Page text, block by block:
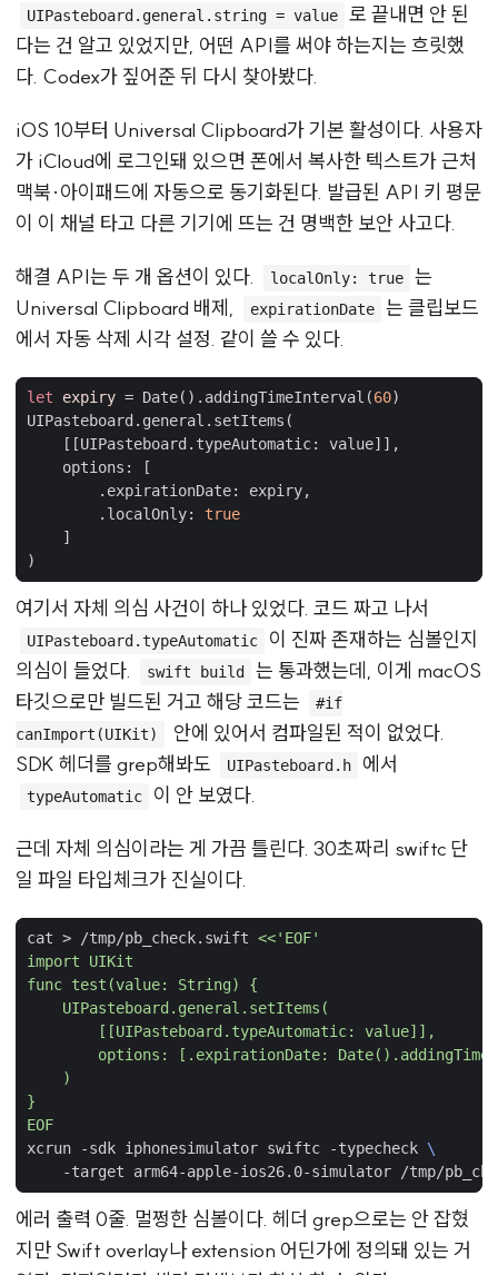
UIPasteboard.general.string = value
로 끝내면 안 된
다는 건 알고 있었지만, 어떤 API를 써야 하는지는 흐릿했
다. Codex가 짚어준 뒤 다시 찾아봤다.
iOS 10부터 Universal Clipboard가 기본 활성이다. 사용자
가 iCloud에 로그인돼 있으면 폰에서 복사한 텍스트가 근처
맥북·아이패드에 자동으로 동기화된다. 발급된 API 키 평문
이 이 채널 타고 다른 기기에 뜨는 건 명백한 보안 사고다.
해결 API는 두 개 옵션이 있다. localOnly: true
는
Universal Clipboard 배제,
expirationDate
는 클립보드
에서 자동 삭제 시각 설정. 같이 쓸 수 있다.
let expiry = Date(). addingTimeInterval (60)
UIPasteboard . general . setItems (
[[UIPasteboard . typeAutomatic: value]],
options :
[
. expirationDate: expiry,
. localOnly:
true
]
)
여기서 자체 의심 사건이 하나 있었다. 코드 짜고 나서
UIPasteboard.typeAutomatic
이 진짜 존재하는 심볼인지
의심이 들었다.
swift build
는 통과했는데, 이게 macOS
타깃으로만 빌드된 거고 해당 코드는
#if
canImport(UIKit)
안에 있어서 컴파일된 적이 없었다.
SDK 헤더를 grep해봐도
UIPasteboard.h 에서
typeAutomatic 이 안 보였다.
근데 자체 의심이라는 게 가끔 틀린다. 30초짜리 swiftc 단
일 파일 타입체크가 진실이다.
cat > /tmp/pb_check.swift
EOF
xcrun -sdk iphonesimulator swiftc -typecheck
에러 출력 0줄. 멀쩡한 심볼이다. 헤더 grep으로는 안 잡혔
지만 Swift overlay나 extension 어딘가에 정의돼 있는 거